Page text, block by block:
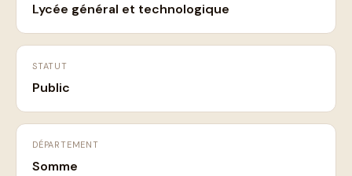
Lycée général et technologique
STATUT
Public
DÉPARTEMENT
Somme